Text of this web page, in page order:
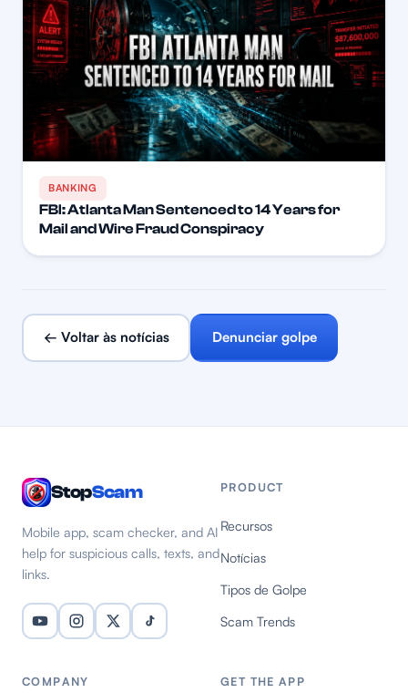
BANKING
FBI: Atlanta Man Sentenced to 14 Years for
Mail and Wire Fraud Conspiracy
← Voltar às notícias Denunciar golpe
StopScam
Mobile app, scam checker, and AI
help for suspicious calls, texts, and
links.
PRODUCT
Recursos
Notícias
Tipos de Golpe
Scam Trends
COMPANY GET THE APP